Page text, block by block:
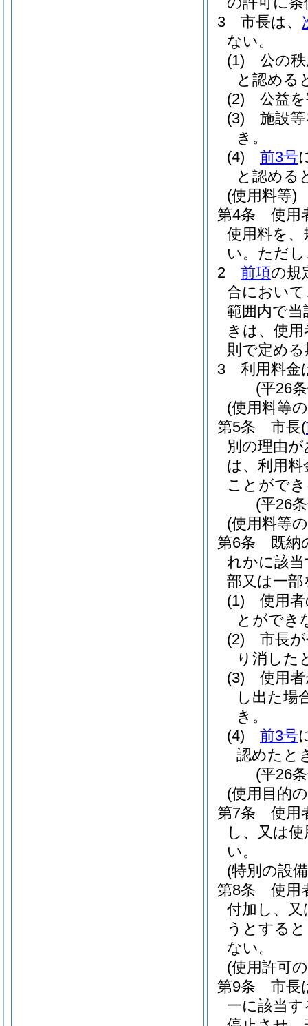
3
市長は、
ない。
(1)
公の
と認める
(2)
公益
(3)
施設
き。
(4)
前3号
と認める
(使用料等)
第4条
使用
使用料を
い。 ただ
2
前項の規
合において
範囲内で
きは、使
則で定め
3
利用料金
(平26
(使用料等
第5条
市長(
別の理由
は、利用料
ことがで
(平26
(使用料等
第6条
既納
れかに該
部又は一
(1)
使用
とができ
(2)
市長
り消した
(3)
使用
し出た場
き。
(4)
前3号
認めたと
(平26
(使用目的
第7条
使用
し、又は
い。
(特別の設
第8条
使用
付加し、
うとする
ない。
(使用許可
第9条
市長
一に該当